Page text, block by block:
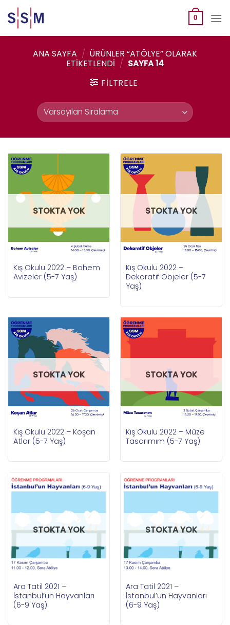
to
content
0
ANA SAYFA / ÜRÜNLER “ATÖLYE” OLARAK
ETIKETLENDI / SAYFA 14
FILTRELE
STOKTA YOK
Kış Okulu 2022 – Bohem
Avizeler (5-7 Yaş)
STOKTA YOK
Kış Okulu 2022 –
Dekoratif Objeler (5-7
Yaş)
STOKTA YOK
Kış Okulu 2022 – Koşan
Atlar (5-7 Yaş)
STOKTA YOK
Kış Okulu 2022 – Müze
Tasarımım (5-7 Yaş)
STOKTA YOK
Ara Tatil 2021 –
İstanbul’un Hayvanları
(6-9 Yaş)
STOKTA YOK
Ara Tatil 2021 –
İstanbul’un Hayvanları
(6-9 Yaş)